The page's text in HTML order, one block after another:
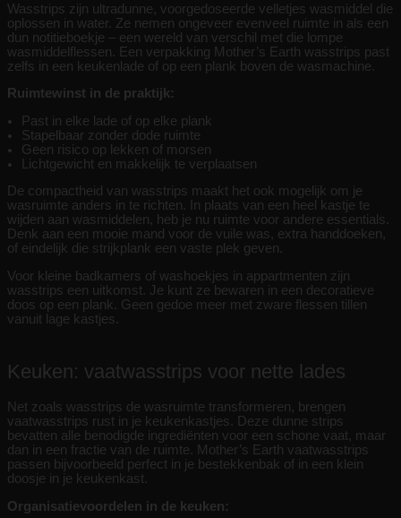
Wasstrips zijn ultradunne, voorgedoseerde velletjes wasmiddel die
oplossen in water. Ze nemen ongeveer evenveel ruimte in als een
dun notitieboekje – een wereld van verschil met die lompe
wasmiddelflessen. Een verpakking Mother’s Earth wasstrips past
zelfs in een keukenlade of op een plank boven de wasmachine.
Ruimtewinst in de praktijk:
Past in elke lade of op elke plank
Stapelbaar zonder dode ruimte
Geen risico op lekken of morsen
Lichtgewicht en makkelijk te verplaatsen
De compactheid van wasstrips maakt het ook mogelijk om je
wasruimte anders in te richten. In plaats van een heel kastje te
wijden aan wasmiddelen, heb je nu ruimte voor andere essentials.
Denk aan een mooie mand voor de vuile was, extra handdoeken,
of eindelijk die strijkplank een vaste plek geven.
Voor kleine badkamers of washoekjes in appartmenten zijn
wasstrips een uitkomst. Je kunt ze bewaren in een decoratieve
doos op een plank. Geen gedoe meer met zware flessen tillen
vanuit lage kastjes.
Keuken: vaatwasstrips voor nette lades
Net zoals wasstrips de wasruimte transformeren, brengen
vaatwasstrips rust in je keukenkastjes. Deze dunne strips
bevatten alle benodigde ingrediënten voor een schone vaat, maar
dan in een fractie van de ruimte. Mother’s Earth vaatwasstrips
passen bijvoorbeeld perfect in je bestekkenbak of in een klein
doosje in je keukenkast.
Organisatievoordelen in de keuken: